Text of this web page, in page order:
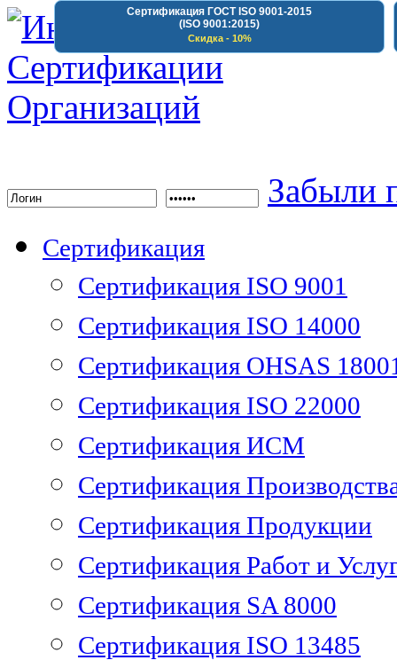
Сертификация ГОСТ ISO 9001-2015
(ISO 9001:2015)
Скидка - 10%
Забыли
Сертификация
Сертификация ISO 9001
Сертификация ISO 14000
Сертификация OHSAS
Сертификация ISO 22000
Сертификация ИСМ
Сертификация
Сертификация Продукции
Сертификация Работ и
Сертификация SA 8000
Сертификация ISO 13485